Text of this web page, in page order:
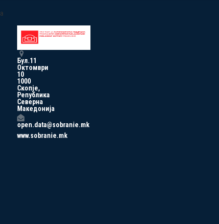
a
Бул.11
Октомври
10
1000
Скопје,
Република
Северна
Македонија
open.data@sobranie.mk
www.sobranie.mk